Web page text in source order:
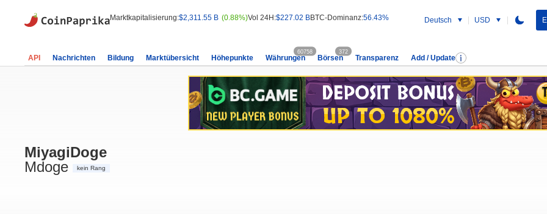
Marktkapitalisierung:$2,311.55 B (0.88%)Vol 24H:$227.02 BBTC-Dominanz:56.43% Deutsch USD
API Nachrichten Bildung Marktübersicht Höhepunkte Währungen
60758
Börsen
372
Transparenz Add / Update
MiyagiDoge
Mdoge
kein Rang